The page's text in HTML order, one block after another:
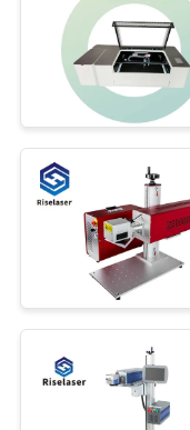
PERMINTAAN
PENAWARAN
РУССКИЙ
САЙТ
SITEMAP
PRIVACY
POLICY
Mesin
Laser
Mesin